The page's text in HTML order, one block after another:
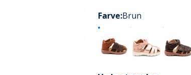
Farve:Brun